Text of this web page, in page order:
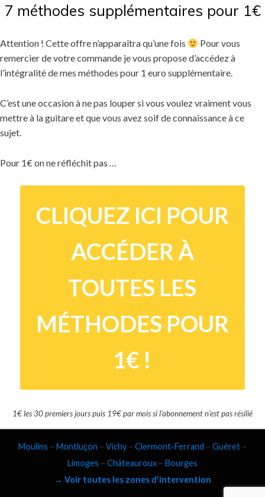
7 méthodes supplémentaires pour 1€
Attention ! Cette offre n’apparaîtra qu’une fois
Pour vous
remercier de votre commande je vous propose d’accédez à
l’intégralité de mes méthodes pour 1 euro supplémentaire.
C’est une occasion à ne pas louper si vous voulez vraiment vous
mettre à la guitare et que vous avez soif de connaissance à ce
sujet.
Pour 1€ on ne réfléchit pas …
CLIQUEZ ICI POUR
ACCÉDER À
TOUTES LES
MÉTHODES POUR
1€ !
1€ les 30 premiers jours puis 19€ par mois si l’abonnement n’est pas résilié
Moulins – Montluçon – Vichy – Clermont-Ferrand – Guéret –
Limoges – Châteauroux – Bourges
→ Voir toutes les zones d'intervention